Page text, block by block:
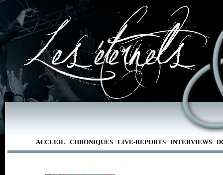
ACCUEIL CHRONIQUES LIVE-REPORTS INTERVIEWS